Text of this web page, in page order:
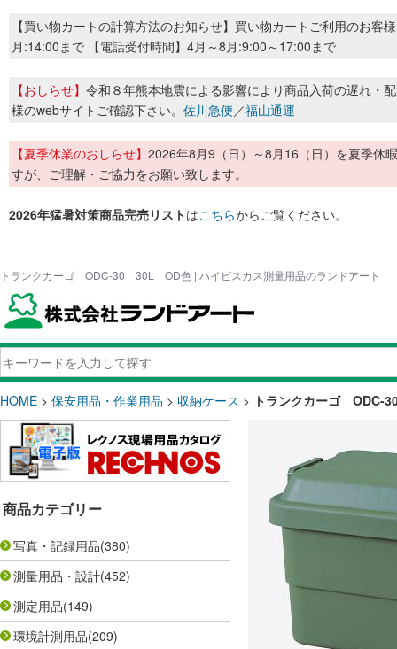
【買い物カートの計算方法のお知らせ】買い物カートご利用のお客
月:14:00まで 【電話受付時間】4月～8月:9:00～17:00まで
【おしらせ】 令和８年熊本地震による影響により商品入荷の遅れ・
様のwebサイトご確認下さい。 佐川急便／福山通運
【夏季休業のおしらせ】 2026年8月9（日）～8月16（日）を夏季休
すが、ご理解・ご協力をお願い致します。
2026年猛暑対策商品完売リストはこちらからご覧ください。
トランクカーゴ ODC-30 30L OD色 | ハイビスカス測量用品のランドアート
HOME > 保安用品・作業用品 > 収納ケース > トランクカーゴ
商品カテゴリー
写真・記録用品(380)
測量用品・設計(452)
測定用品(149)
環境計測用品(209)